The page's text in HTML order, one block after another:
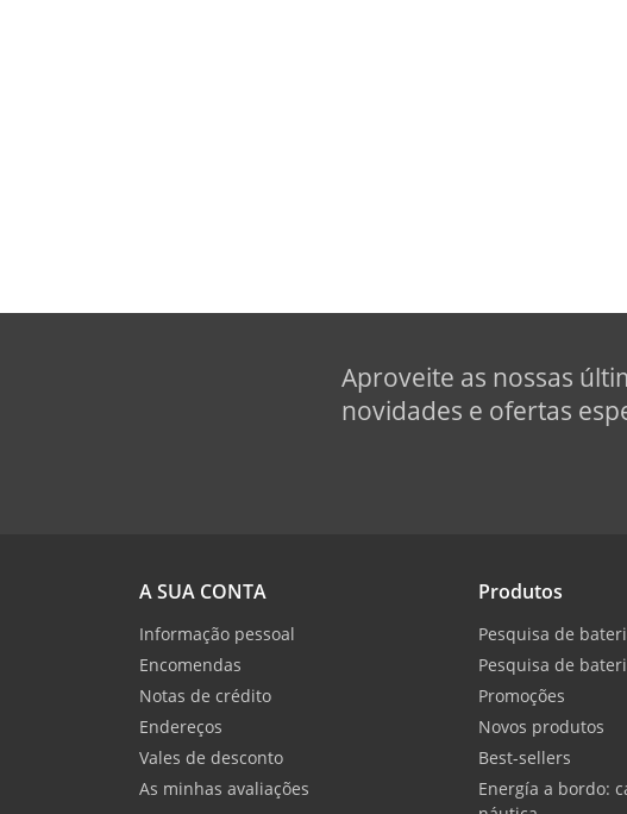
Aproveite as nossas
novidades e ofertas
A SUA CONTA
Informação pessoal
Encomendas
Notas de crédito
Endereços
Vales de desconto
As minhas avaliações
Produtos
Pesquisa de
Pesquisa de
Promoções
Novos produtos
Best-sellers
Energía a bordo: